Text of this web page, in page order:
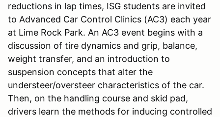
reductions in lap times, ISG students are invited
to Advanced Car Control Clinics (AC3) each year
at Lime Rock Park. An AC3 event begins with a
discussion of tire dynamics and grip, balance,
weight transfer, and an introduction to
suspension concepts that alter the
understeer/oversteer characteristics of the car.
Then, on the handling course and skid pad,
drivers learn the methods for inducing controlled